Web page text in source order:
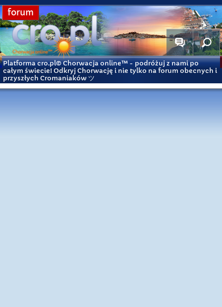
forum
Platforma cro.pl© Chorwacja online™ - podróżuj z nami po
całym świecie! Odkryj Chorwację i nie tylko na forum obecnych i
przyszłych Cromaniaków ツ